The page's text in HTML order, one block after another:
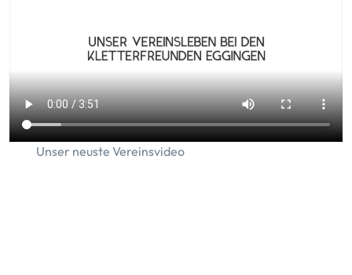
Unser neuste Vereinsvideo